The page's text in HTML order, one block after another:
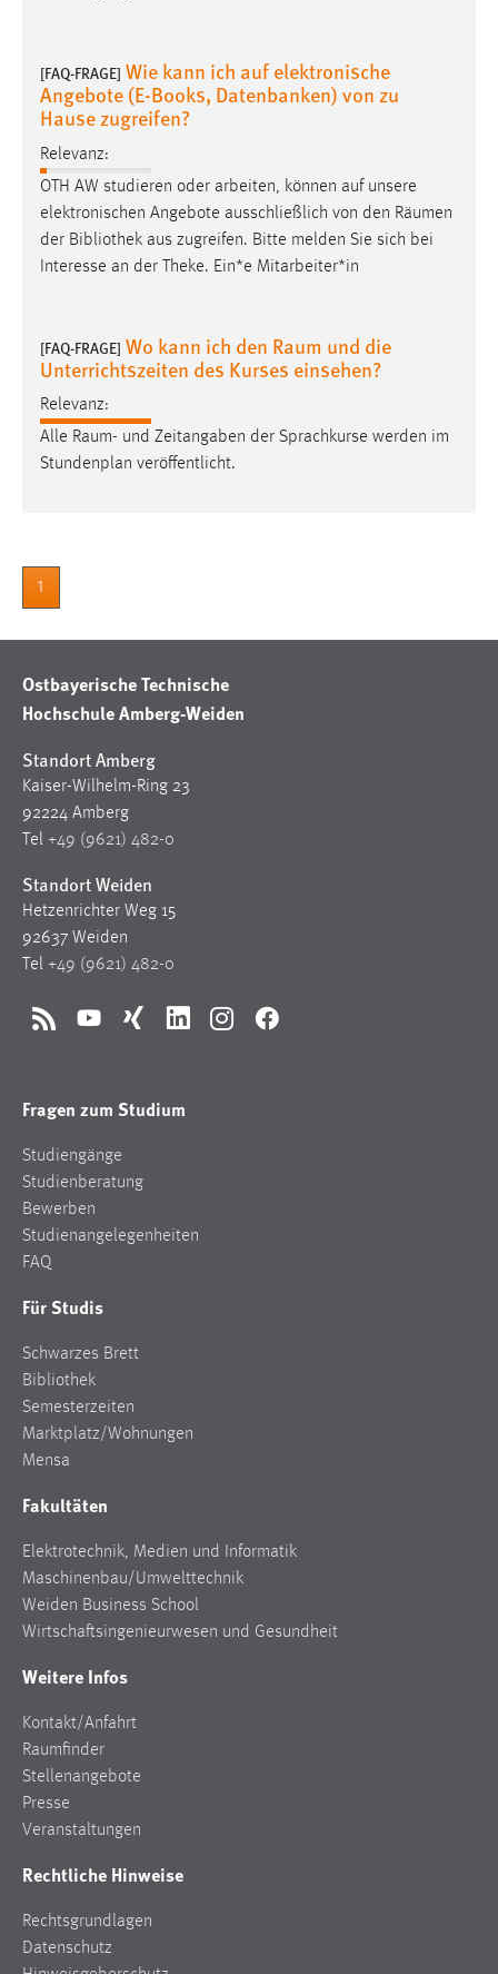
[FAQ-FRAGE] Wie kann ich auf elektronische
Angebote (E-Books, Datenbanken) von zu
Hause zugreifen?
Relevanz:
OTH AW studieren oder arbeiten, können auf unsere
elektronischen Angebote ausschließlich von den Räumen
der Bibliothek aus zugreifen. Bitte melden Sie sich bei
Interesse an der Theke. Ein*e Mitarbeiter*in
[FAQ-FRAGE] Wo kann ich den Raum und die
Unterrichtszeiten des Kurses einsehen?
Relevanz:
Alle Raum- und Zeitangaben der Sprachkurse werden im
Stundenplan veröffentlicht.
1
Ostbayerische Technische
Hochschule Amberg-Weiden
Standort Amberg
Kaiser-Wilhelm-Ring 23
92224 Amberg
Tel +49 (9621) 482-0
Standort Weiden
Hetzenrichter Weg 15
92637 Weiden
Tel +49 (9621) 482-0
RSS YouTubeXing LinkedInInstagramFacebook
Fragen zum Studium
Studiengänge
Studienberatung
Bewerben
Studienangelegenheiten
FAQ
Für Studis
Schwarzes Brett
Bibliothek
Semesterzeiten
Marktplatz/Wohnungen
Mensa
Fakultäten
Elektrotechnik, Medien und Informatik
Maschinenbau/Umwelttechnik
Weiden Business School
Wirtschaftsingenieurwesen und Gesundheit
Weitere Infos
Kontakt/Anfahrt
Raumfinder
Stellenangebote
Presse
Veranstaltungen
Rechtliche Hinweise
Rechtsgrundlagen
Datenschutz